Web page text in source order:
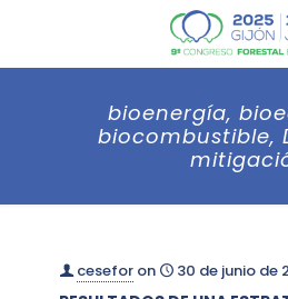
bioenergía,
biocombustible,
cesefor on 30 de junio de